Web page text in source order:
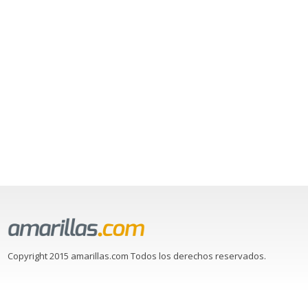
Copyright 2015 amarillas.com Todos los derechos reservados.